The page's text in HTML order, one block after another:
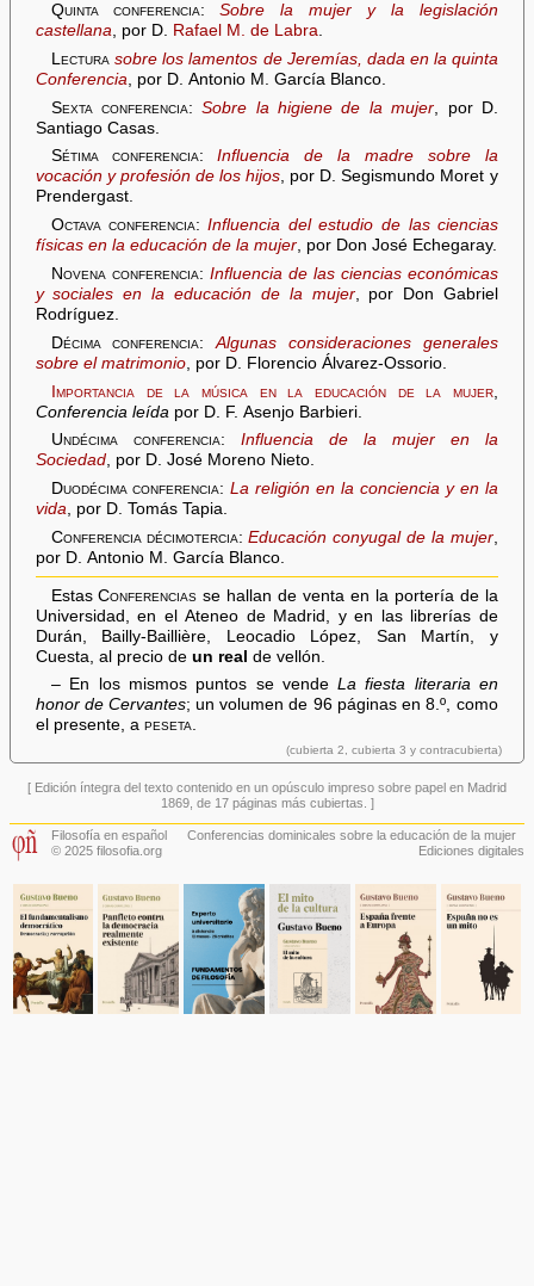
Quinta conferencia:
Sobre la mujer y la legislación
castellana, por D. Rafael M. de Labra.
Lectura sobre los lamentos de Jeremías, dada en la quinta
Conferencia , por D. Antonio M. García Blanco.
Sexta conferencia: Sobre la higiene de la mujer , por D.
Santiago Casas.
Sétima conferencia:
Influencia de la madre sobre la
vocación y profesión de los hijos, por D. Segismundo Moret y
Prendergast.
Octava conferencia: Influencia del estudio de las ciencias
físicas en la educación de la mujer, por Don José Echegaray.
Novena conferencia: Influencia de las ciencias económicas
y sociales en la educación de la mujer, por Don Gabriel
Rodríguez.
Décima conferencia:
Algunas consideraciones generales
sobre el matrimonio, por D. Florencio Álvarez-Ossorio.
Importancia de la música en la educación de la mujer
Conferencia leída por D. F. Asenjo Barbieri.
Undécima conferencia:
Influencia de la mujer en la
Sociedad, por D. José Moreno Nieto.
Duodécima conferencia: La religión en la conciencia y en la
vida, por D. Tomás Tapia.
Conferencia décimotercia: Educación conyugal de la mujer,
por D. Antonio M. García Blanco.
EstasConferencias se hallan de venta en la portería de la
Universidad, en el Ateneo de Madrid, y en las librerías de
Durán, Bailly-Baillière, Leocadio López, San Martín, y
Cuesta, al precio de un real de vellón.
– En los mismos puntos se vendeLa fiesta literaria en
honor de Cervantes; un volumen de 96 páginas en 8.º, como
el presente, a peseta.
(cubierta 2, cubierta 3 y contracubierta)
[ Edición íntegra del texto contenido en un opúsculo impreso sobre papel en Madrid
1869, de 17 páginas más cubiertas. ]
Filosofía en español
© 2025 filosofia.org
Conferencias dominicales sobre la educación de la mujer
Ediciones digitales